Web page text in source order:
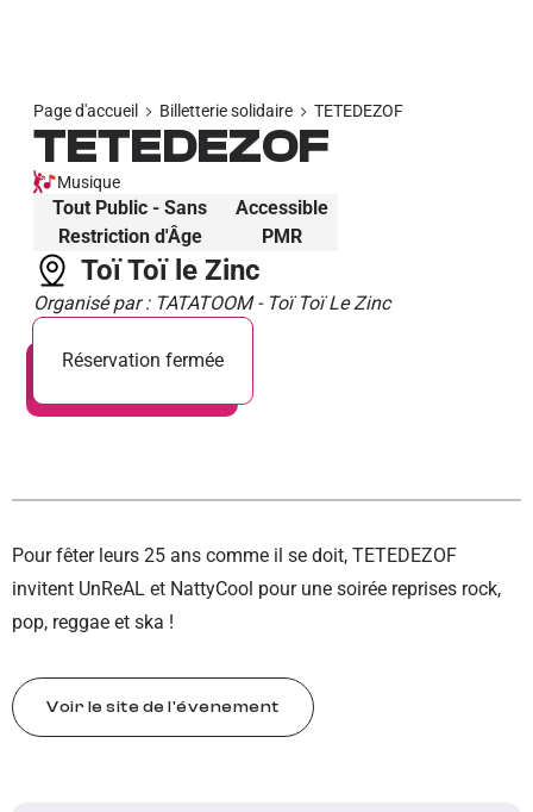
Page d'accueil Billetterie solidaire TETEDEZOF
TETEDEZOF
Musique
Tout Public - Sans
Restriction d'Âge
Accessible
PMR
Toï Toï le Zinc
Organisé par : TATATOOM - Toï Toï Le Zinc
Réservation fermée
Pour fêter leurs 25 ans comme il se doit, TETEDEZOF
invitent UnReAL et NattyCool pour une soirée reprises rock,
pop, reggae et ska !
Voir le site de l'évenement